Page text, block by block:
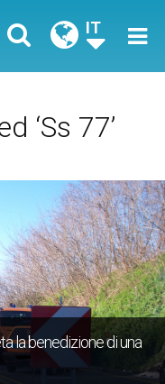
IT
‘Ss 77’
la benedizione di una